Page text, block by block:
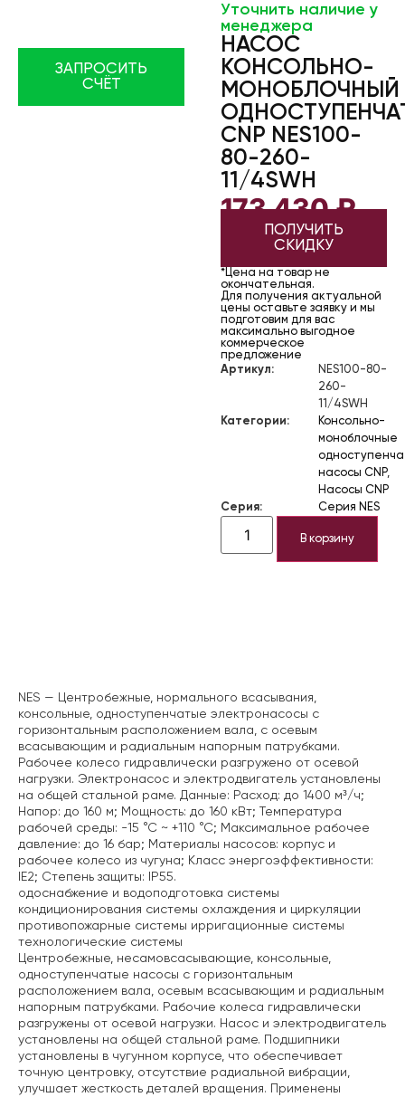
ЗАПРОСИТЬ
СЧЁТ
Уточнить наличие у
менеджера
НАСОС
КОНСОЛЬНО-
МОНОБЛОЧНЫЙ
CNP NES100-
80-260-
11/4SWH
173 430₽
ПОЛУЧИТЬ
СКИДКУ
*Цена на товар не
окончательная.
Для получения актуальной
цены оставьте заявку и мы
подготовим для вас
максимально выгодное
коммерческое
предложение
Артикул:
NES100-80-
260-
11/4SWH
Категории:
Консольно-
моноблочные
насосы CNP,
Насосы CNP
Серия:
Серия NES
В корзину
NES — Центробежные, нормального всасывания,
консольные, одноступенчатые электронасосы с
горизонтальным расположением вала, с осевым
всасывающим и радиальным напорным патрубками.
Рабочее колесо гидравлически разгружено от осевой
нагрузки. Электронасос и электродвигатель установлены
на общей стальной раме. Данные: Расход: до 1400 м³/ч;
Напор: до 160 м; Мощность: до 160 кВт; Температура
рабочей среды: -15 °С ~ +110 °С; Максимальное рабочее
давление: до 16 бар; Материалы насосов: корпус и
рабочее колесо из чугуна; Класс энергоэффективности:
IE2; Степень защиты: IP55.
одоснабжение и водоподготовка системы
кондиционирования системы охлаждения и циркуляции
противопожарные системы ирригационные системы
технологические системы
Центробежные, несамовсасывающие, консольные,
одноступенчатые насосы с горизонтальным
расположением вала, осевым всасывающим и радиальным
напорным патрубками. Рабочие колеса гидравлически
разгружены от осевой нагрузки. Насос и электродвигатель
установлены на общей стальной раме. Подшипники
установлены в чугунном корпусе, что обеспечивает
точную центровку, отсутствие радиальной вибрации,
улучшает жесткость деталей вращения. Применены